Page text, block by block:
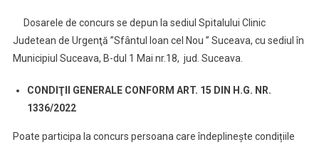
Dosarele de concurs se depun la sediul Spitalului Clinic
Judetean de Urgenţă ”Sfântul Ioan cel Nou ” Suceava, cu sediul în
Municipiul Suceava, B-dul 1 Mai nr.18, jud. Suceava.
CONDIŢII GENERALE CONFORM ART. 15 DIN H.G. NR.
1336/2022
Poate participa la concurs persoana care îndeplinește condițiile